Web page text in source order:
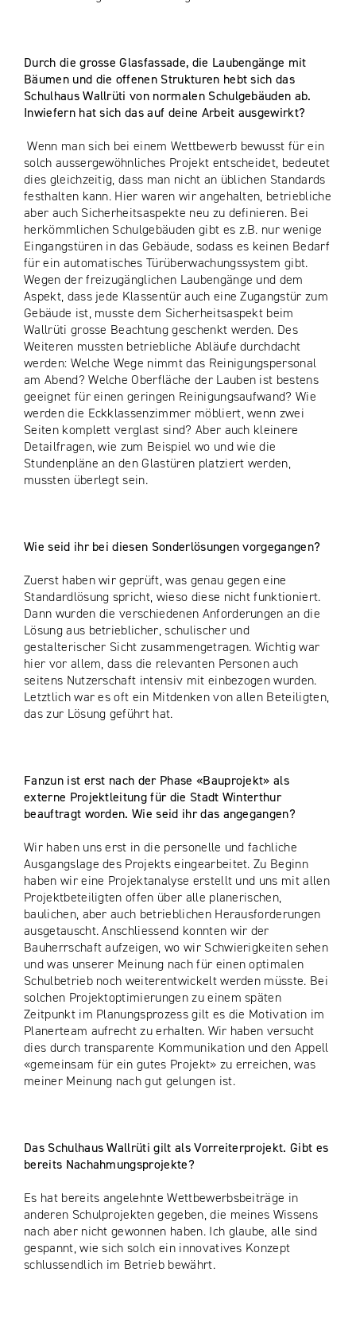
Durch die grosse Glasfassade, die Laubengänge mit
Bäumen und die offenen Strukturen hebt sich das
Schulhaus Wallrüti von normalen Schulgebäuden ab.
Inwiefern hat sich das auf deine Arbeit ausgewirkt?
Wenn man sich bei einem Wettbewerb bewusst für ein
solch aussergewöhnliches Projekt entscheidet, bedeutet
dies gleichzeitig, dass man nicht an üblichen Standards
festhalten kann. Hier waren wir angehalten, betriebliche
aber auch Sicherheitsaspekte neu zu definieren. Bei
herkömmlichen Schulgebäuden gibt es z.B. nur wenige
Eingangstüren in das Gebäude, sodass es keinen Bedarf
für ein automatisches Türüberwachungssystem gibt.
Wegen der freizugänglichen Laubengänge und dem
Aspekt, dass jede Klassentür auch eine Zugangstür zum
Gebäude ist, musste dem Sicherheitsaspekt beim
Wallrüti grosse Beachtung geschenkt werden. Des
Weiteren mussten betriebliche Abläufe durchdacht
werden: Welche Wege nimmt das Reinigungspersonal
am Abend? Welche Oberfläche der Lauben ist bestens
geeignet für einen geringen Reinigungsaufwand? Wie
werden die Eckklassenzimmer möbliert, wenn zwei
Seiten komplett verglast sind? Aber auch kleinere
Detailfragen, wie zum Beispiel wo und wie die
Stundenpläne an den Glastüren platziert werden,
mussten überlegt sein.
Wie seid ihr bei diesen Sonderlösungen vorgegangen?
Zuerst haben wir geprüft, was genau gegen eine
Standardlösung spricht, wieso diese nicht funktioniert.
Dann wurden die verschiedenen Anforderungen an die
Lösung aus betrieblicher, schulischer und
gestalterischer Sicht zusammengetragen. Wichtig war
hier vor allem, dass die relevanten Personen auch
seitens Nutzerschaft intensiv mit einbezogen wurden.
Letztlich war es oft ein Mitdenken von allen Beteiligten,
das zur Lösung geführt hat.
Fanzun ist erst nach der Phase «Bauprojekt» als
externe Projektleitung für die Stadt Winterthur
beauftragt worden. Wie seid ihr das angegangen?
Wir haben uns erst in die personelle und fachliche
Ausgangslage des Projekts eingearbeitet. Zu Beginn
haben wir eine Projektanalyse erstellt und uns mit allen
Projektbeteiligten offen über alle planerischen,
baulichen, aber auch betrieblichen Herausforderungen
ausgetauscht. Anschliessend konnten wir der
Bauherrschaft aufzeigen, wo wir Schwierigkeiten sehen
und was unserer Meinung nach für einen optimalen
Schulbetrieb noch weiterentwickelt werden müsste. Bei
solchen Projektoptimierungen zu einem späten
Zeitpunkt im Planungsprozess gilt es die Motivation im
Planerteam aufrecht zu erhalten. Wir haben versucht
dies durch transparente Kommunikation und den Appell
«gemeinsam für ein gutes Projekt» zu erreichen, was
meiner Meinung nach gut gelungen ist.
Das Schulhaus Wallrüti gilt als Vorreiterprojekt. Gibt es
bereits Nachahmungsprojekte?
Es hat bereits angelehnte Wettbewerbsbeiträge in
anderen Schulprojekten gegeben, die meines Wissens
nach aber nicht gewonnen haben. Ich glaube, alle sind
gespannt, wie sich solch ein innovatives Konzept
schlussendlich im Betrieb bewährt.